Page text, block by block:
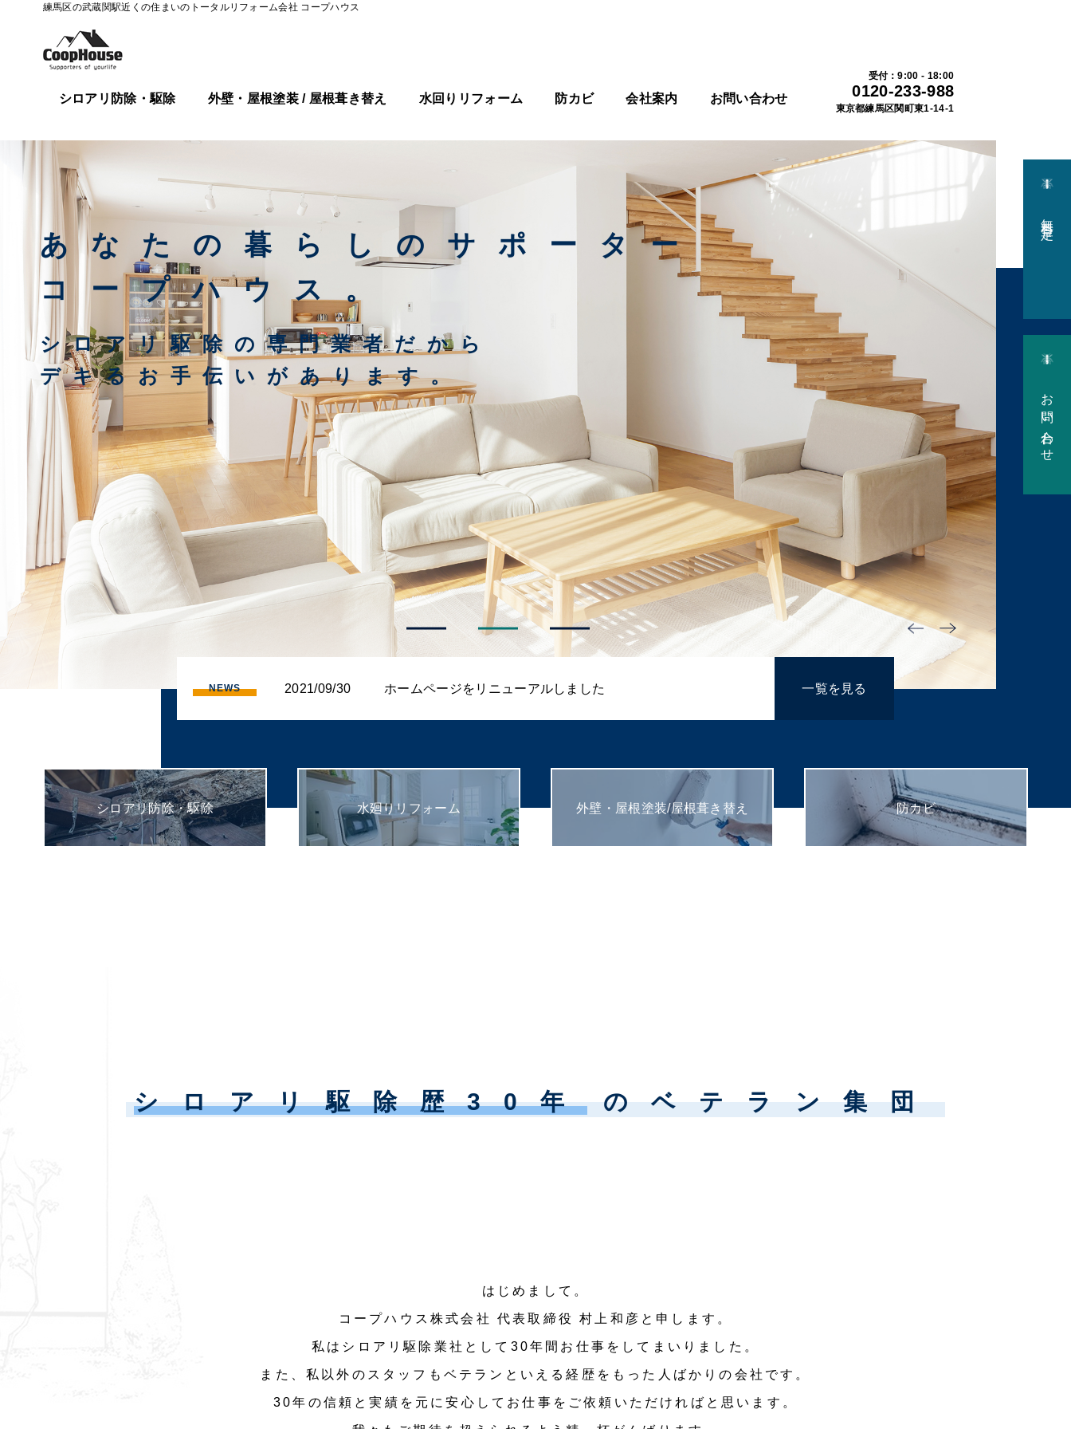
練馬区の武蔵関駅近くの住まいのトータルリフォーム会社 コープハウス
シロアリ防除・駆除 外壁・屋根塗装 / 屋根葺き替え 水回りリフォーム 防カビ 会社案内 お問い合わせ
受付：9:00 - 18:00
0120-233-988
東京都練⾺区関町東1-14-1
あなたの暮らしのサポーター
コープハウス。
シロアリ駆除の専門業者だから
デキるお手伝いがあります。
NEWS 2021/09/30 ホームページをリニューアルしました 一覧を見る
シロアリ防除・駆除 水廻りリフォーム 外壁・屋根塗装/屋根葺き替え 防カビ
シロアリ駆除歴30年 のベテラン集団
はじめまして。
コープハウス株式会社 代表取締役 村上和彦と申します。
私はシロアリ駆除業社として30年間お仕事をしてまいりました。
また、私以外のスタッフもベテランといえる経歴をもった人ばかりの会社です。
30年の信頼と実績を元に安心してお仕事をご依頼いただければと思います。
お問い合わせ